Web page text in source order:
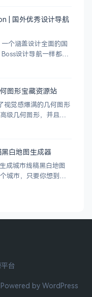
| 国外优秀设计导航
个涵盖设计全面的国
设计导航一样都是
感、资讯、UI 资源、
图形宝藏资源站
视觉感爆满的几何图形
级几何图形，并且每
图案，不断的完善能
白地图生成器
成城市线稿黑白地图
城市，只要你想到的
称，自动生成该城市
台
Powered by WordPress